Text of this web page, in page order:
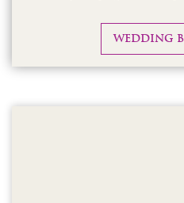
tắm nắng dưới ánh nắng mặt
của bạn
WEDDING